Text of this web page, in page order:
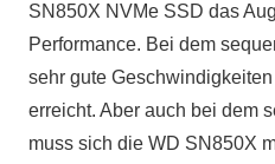
SN850X NVMe SSD das
Performance. Bei dem
sehr gute
erreicht. Aber auch bei dem
muss sich die WD SN850X